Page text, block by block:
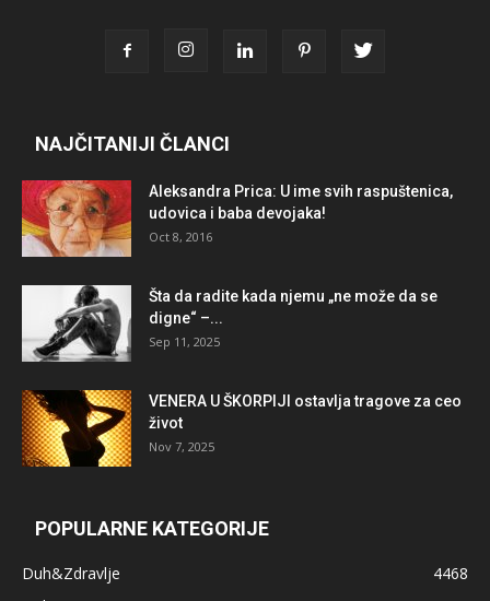
NAJČITANIJI ČLANCI
Aleksandra Prica: U ime svih raspuštenica,
udovica i baba devojaka!
Oct 8, 2016
Šta da radite kada njemu „ne može da se
digne“ –...
Sep 11, 2025
VENERA U ŠKORPIJI ostavlja tragove za ceo
život
Nov 7, 2025
POPULARNE KATEGORIJE
Duh&Zdravlje
4468